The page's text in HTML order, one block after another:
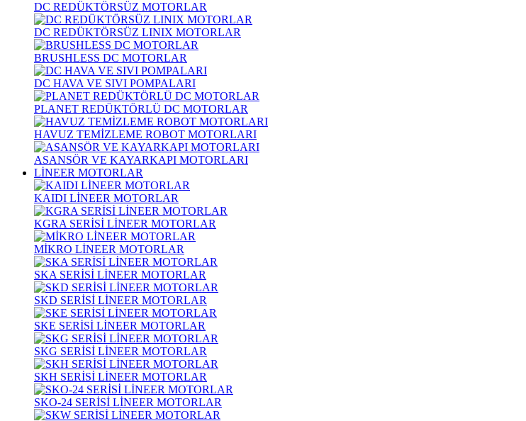
DC REDÜKTÖRSÜZ MOTORLAR
DC REDÜKTÖRSÜZ LINIX MOTORLAR
BRUSHLESS DC MOTORLAR
DC HAVA VE SIVI POMPALARI
PLANET REDÜKTÖRLÜ DC MOTORLAR
HAVUZ TEMİZLEME ROBOT MOTORLARI
ASANSÖR VE KAYARKAPI MOTORLARI
LİNEER MOTORLAR
KAIDI LİNEER MOTORLAR
KGRA SERİSİ LİNEER MOTORLAR
MİKRO LİNEER MOTORLAR
SKA SERİSİ LİNEER MOTORLAR
SKD SERİSİ LİNEER MOTORLAR
SKE SERİSİ LİNEER MOTORLAR
SKG SERİSİ LİNEER MOTORLAR
SKH SERİSİ LİNEER MOTORLAR
SKO-24 SERİSİ LİNEER MOTORLAR